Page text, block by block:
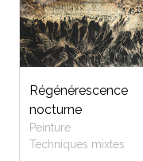
Régénérescence
nocturne
Peinture
Techniques mixtes